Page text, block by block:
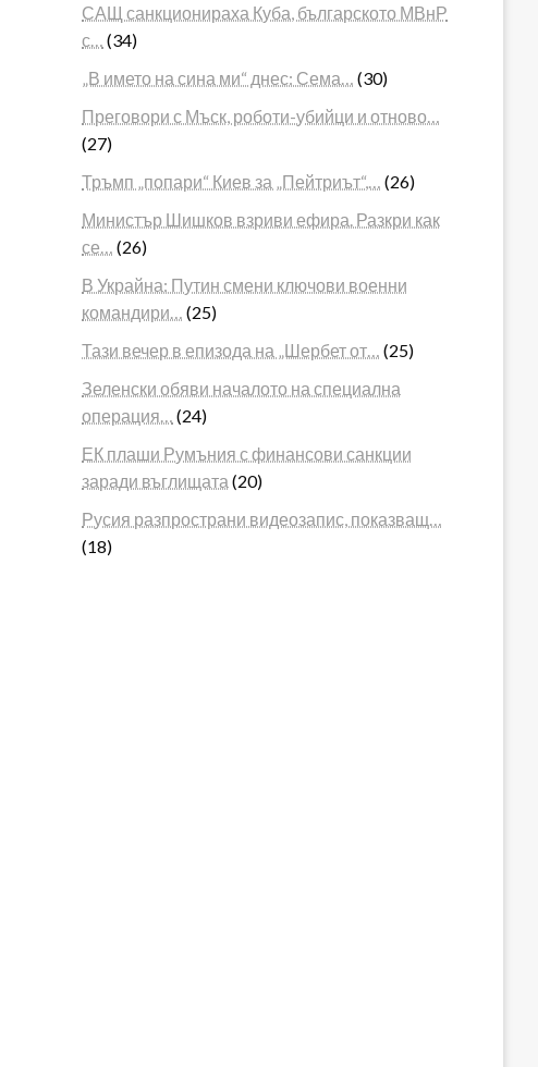
САЩ санкционираха Куба, българското МВнР
с…
(34)
„В името на сина ми“ днес: Сема…
(30)
Преговори с Мъск, роботи-убийци и отново…
(27)
Тръмп „попари“ Киев за „Пейтриът“,…
(26)
Министър Шишков взриви ефира. Разкри как
се…
(26)
В Украйна: Путин смени ключови военни
командири…
(25)
Тази вечер в епизода на „Шербет от…
(25)
Зеленски обяви началото на специална
операция…
(24)
ЕК плаши Румъния с финансови санкции
заради въглищата (20)
Русия разпространи видеозапис, показващ…
(18)